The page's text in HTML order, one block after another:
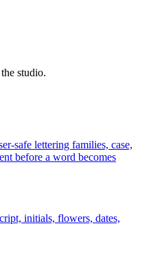
studio.
safe lettering families, case,
before a word becomes
initials, flowers, dates,